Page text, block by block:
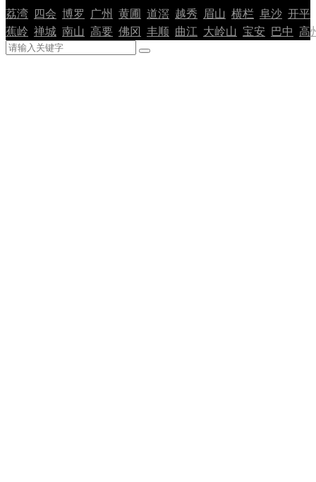
荔湾
四会 博罗 广州 黄圃 道滘 越秀 眉山 横栏 阜沙 开平
蕉岭 禅城 南山 高要 佛冈 丰顺 曲江 大岭山 宝安 巴中 高